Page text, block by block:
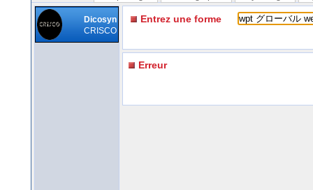
Dicosyn
CRISCO
Entrez une forme
Erreur